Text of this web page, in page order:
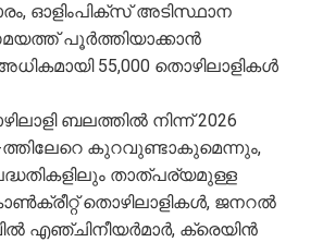
ഓളിംപിക്സ് അടിസ്ഥാന
പൂർത്തിയാക്കാൻ
55,000 തൊഴിലാളികൾ
ബലത്തിൽ നിന്ന് 2026
ത്തിലേറെ കുറവുണ്ടാകുമെന്നും,
താത്പര്യമുള്ള
തൊഴിലാളികൾ, ജനറൽ
എഞ്ചിനീയർമാർ, ക്രെയിൻ